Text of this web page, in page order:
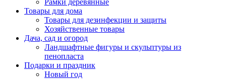
Рамки деревянные
Товары для дома
Товары для дезинфекции и защиты
Хозяйственные товары
Дача, сад и огород
Ландшафтные фигуры и скульптуры из
пенопласта
Подарки и праздник
Новый год